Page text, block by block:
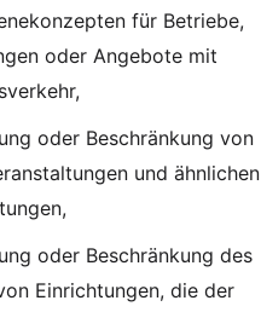
für Betriebe,
oder Angebote mit
oder Beschränkung von
und ähnlichen
oder Beschränkung des
Einrichtungen, die der